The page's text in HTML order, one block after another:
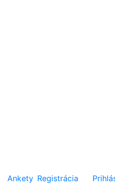
Ankety Registrácia